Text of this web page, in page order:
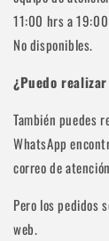
11:00 hrs a
No disponibles.
¿Puedo
También puedes
WhatsApp
correo de
Pero los pedidos
web.